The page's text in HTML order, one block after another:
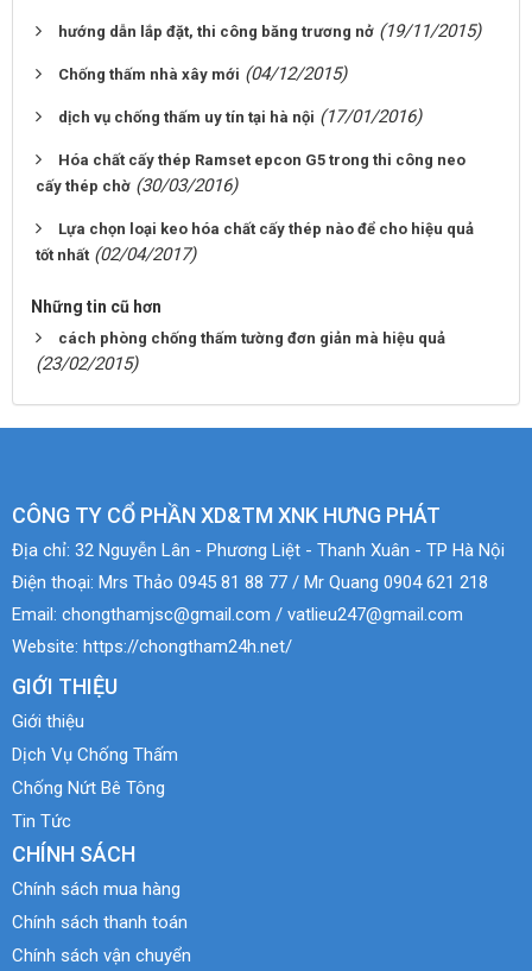
hướng dẫn lắp đặt, thi công băng trương nở (19/11/2015)
Chống thấm nhà xây mới (04/12/2015)
dịch vụ chống thấm uy tín tại hà nội (17/01/2016)
Hóa chất cấy thép Ramset epcon G5 trong thi công neo
cấy thép chờ (30/03/2016)
Lựa chọn loại keo hóa chất cấy thép nào để cho hiệu quả
tốt nhất (02/04/2017)
Những tin cũ hơn
cách phòng chống thấm tường đơn giản mà hiệu quả
(23/02/2015)
CÔNG TY CỔ PHẦN XD&TM XNK HƯNG PHÁT
Địa chỉ: 32 Nguyễn Lân - Phương Liệt - Thanh Xuân - TP Hà Nội
Điện thoại: Mrs Thảo 0945 81 88 77 / Mr Quang 0904 621 218
Email: chongthamjsc@gmail.com / vatlieu247@gmail.com
Website: https://chongtham24h.net/
GIỚI THIỆU
Giới thiệu
Dịch Vụ Chống Thấm
Chống Nứt Bê Tông
Tin Tức
CHÍNH SÁCH
Chính sách mua hàng
Chính sách thanh toán
Chính sách vận chuyển